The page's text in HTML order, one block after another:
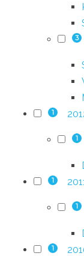
3
1
1
1
1
1